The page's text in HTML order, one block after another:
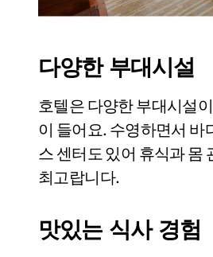
다양한 부대시설
호텔은 다양한 부대시설
이 들어요. 수영하면서 바
스 센터도 있어 휴식과 몸
최고랍니다.
맛있는 식사 경험